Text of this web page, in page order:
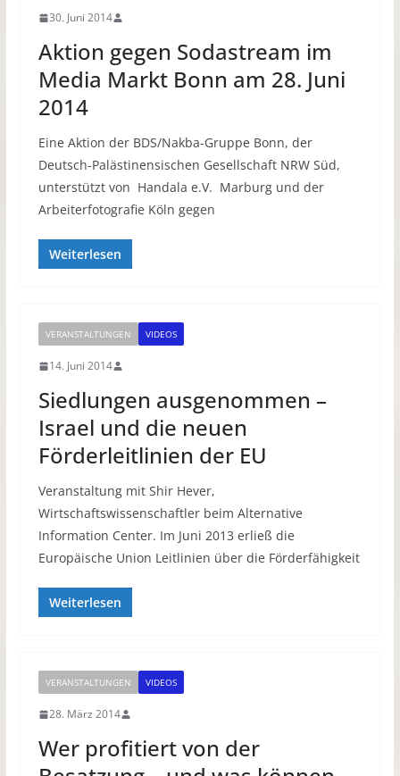
30. Juni 2014
Aktion gegen Sodastream im
Media Markt Bonn am 28. Juni
2014
Eine Aktion der BDS/Nakba-Gruppe Bonn, der
Deutsch-Palästinensischen Gesellschaft NRW Süd,
unterstützt von Handala e.V. Marburg und der
Arbeiterfotografie Köln gegen
Weiterlesen
VERANSTALTUNGEN VIDEOS
14. Juni 2014
Siedlungen ausgenommen –
Israel und die neuen
Förderleitlinien der EU
Veranstaltung mit Shir Hever,
Wirtschaftswissenschaftler beim Alternative
Information Center. Im Juni 2013 erließ die
Europäische Union Leitlinien über die Förderfähigkeit
Weiterlesen
VERANSTALTUNGEN VIDEOS
28. März 2014
Wer profitiert von der